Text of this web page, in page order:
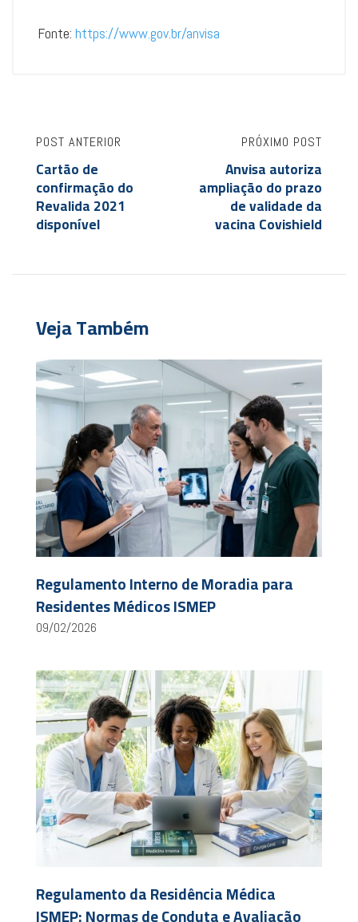
Fonte: https://www.gov.br/anvisa
POST ANTERIOR
Cartão de
confirmação do
Revalida 2021
disponível
PRÓXIMO POST
Anvisa autoriza
ampliação do prazo
de validade da
vacina Covishield
Veja Também
Regulamento Interno de Moradia para
Residentes Médicos ISMEP
09/02/2026
Regulamento da Residência Médica